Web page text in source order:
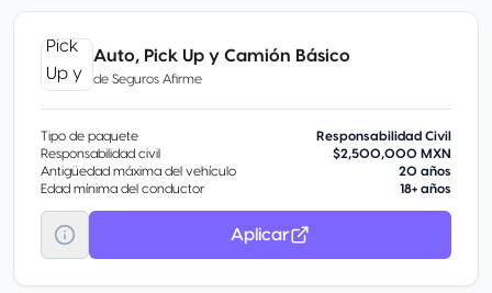
Auto, Pick Up y Camión Básico
de Seguros Afirme
Tipo de paquete
Responsabilidad Civil
Responsabilidad civil
$2,500,000 MXN
Antigüedad máxima del vehículo
20 años
Edad mínima del conductor
18+ años
Aplicar